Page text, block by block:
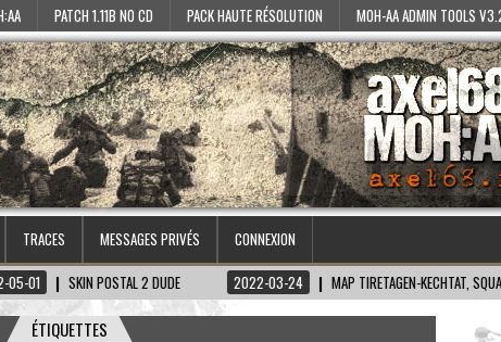
PATCH 1.11B NO CD PACK HAUTE RÉSOLUTION MOH-AA ADMIN TOOLS
TRACES MESSAGES PRIVÉS
CONNEXION
POSTAL 2 DUDE 2022-03-24 MAP TIRETAGEN-KECHTAT, SQUAD SURVIVOR
ÉTIQUETTES